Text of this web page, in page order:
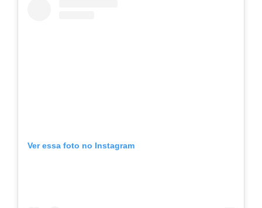
Ver essa foto no Instagram